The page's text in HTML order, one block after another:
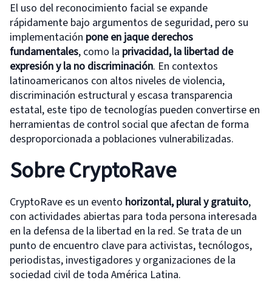
El uso del reconocimiento facial se expande
rápidamente bajo argumentos de seguridad, pero su
implementación pone en jaque derechos
fundamentales, como la privacidad, la libertad de
expresión y la no discriminación. En contextos
latinoamericanos con altos niveles de violencia,
discriminación estructural y escasa transparencia
estatal, este tipo de tecnologías pueden convertirse en
herramientas de control social que afectan de forma
desproporcionada a poblaciones vulnerabilizadas.
Sobre CryptoRave
CryptoRave es un evento horizontal, plural y gratuito,
con actividades abiertas para toda persona interesada
en la defensa de la libertad en la red. Se trata de un
punto de encuentro clave para activistas, tecnólogos,
periodistas, investigadores y organizaciones de la
sociedad civil de toda América Latina.